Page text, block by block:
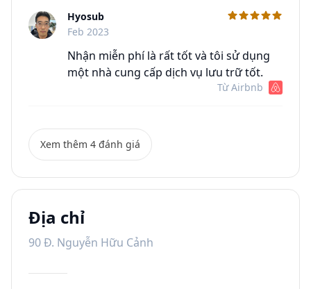
C
Hyosub
Feb 2023
Nhận miễn phí là rất tốt và tôi sử dụng
một nhà cung cấp dịch vụ lưu trữ tốt.
Từ Airbnb
Xem thêm 4 đánh giá
Địa chỉ
90 Đ. Nguyễn Hữu Cảnh